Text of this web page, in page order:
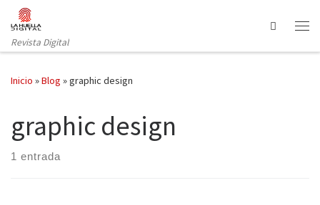
Saltar al contenido
Revista Digital
Search
Inicio »Blog »graphic design
graphic design
1 entrada